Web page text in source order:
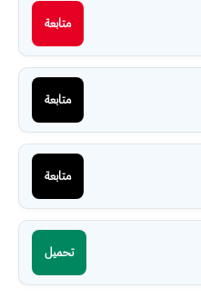
متابعة
متابعة
متابعة
تحميل